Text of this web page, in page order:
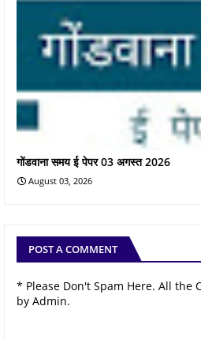
गोंडवाना समय ई पेपर 03 अगस्त 2026
August 03, 2026
POST A COMMENT
* Please Don't Spam Here. All the
by Admin.